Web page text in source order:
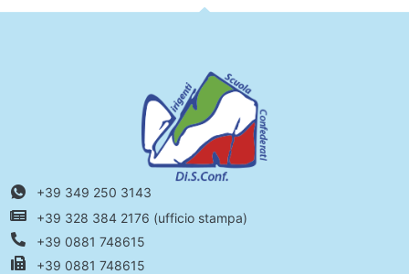
+39 349 250 3143
+39 328 384 2176 (ufficio stampa)
+39 0881 748615
+39 0881 748615